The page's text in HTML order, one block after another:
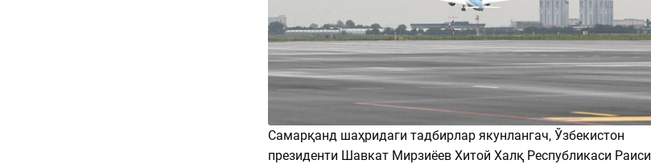
Самарқанд шаҳридаги тадбирлар якунлангач, Ўзбекистон
президенти Шавкат Мирзиёев Хитой Халқ Республикаси Раиси